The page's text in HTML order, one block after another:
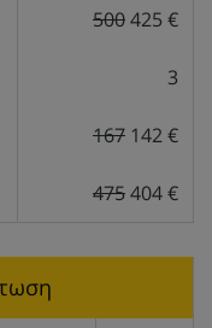
500425 €
3
167 142 €
475404 €